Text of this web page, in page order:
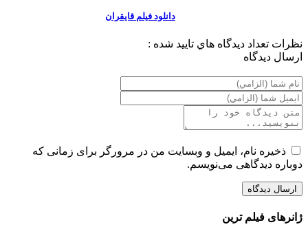
دانلود فیلم قایقران
نظرات تعداد ديدگاه هاي تاييد شده :
ارسال ديدگاه
ذخیره نام، ایمیل و وبسایت من در مرورگر برای زمانی که
دوباره دیدگاهی می‌نویسم.
ژانرهای فیلم ترین